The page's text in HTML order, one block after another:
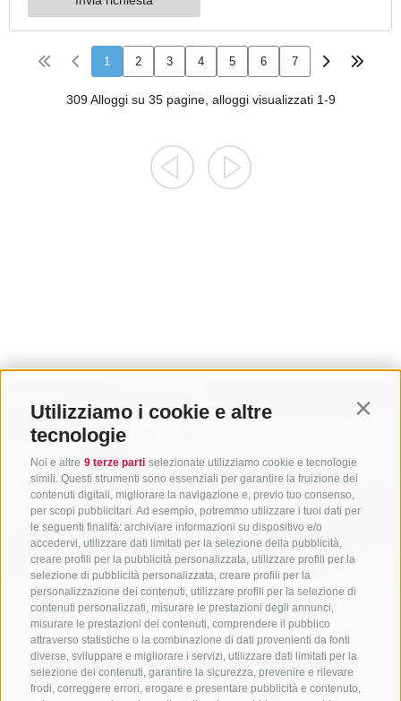
Utilizziamo i cookie e altre
tecnologie
Noi e altre 9 terze parti selezionate utilizziamo cookie e tecnologie
simili. Questi strumenti sono essenziali per garantire la fruizione dei
contenuti digitali, migliorare la navigazione e, previo tuo consenso,
per scopi pubblicitari. Ad esempio, potremmo utilizzare i tuoi dati per
le seguenti finalità: archiviare informazioni su dispositivo e/o
accedervi, utilizzare dati limitati per la selezione della pubblicità,
creare profili per la pubblicità personalizzata, utilizzare profili per la
selezione di pubblicità personalizzata, creare profili per la
personalizzazione dei contenuti, utilizzare profili per la selezione di
contenuti personalizzati, misurare le prestazioni degli annunci,
misurare le prestazioni dei contenuti, comprendere il pubblico
attraverso statistiche o la combinazione di dati provenienti da fonti
diverse, sviluppare e migliorare i servizi, utilizzare dati limitati per la
selezione dei contenuti, garantire la sicurezza, prevenire e rilevare
frodi, correggere errori, erogare e presentare pubblicità e contenuto,